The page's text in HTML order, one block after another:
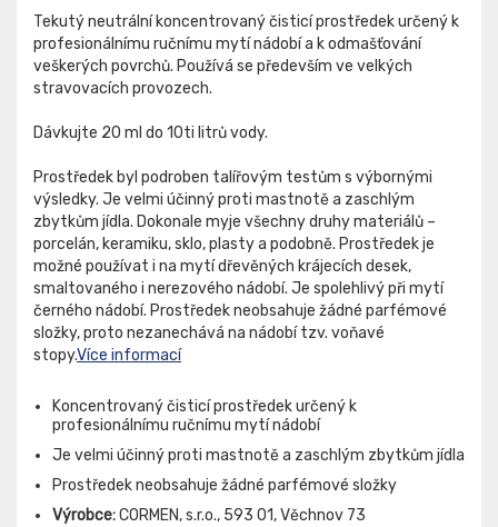
Tekutý neutrální koncentrovaný čisticí prostředek určený k
profesionálnímu ručnímu mytí nádobí a k odmašťování
veškerých povrchů. Používá se především ve velkých
stravovacích provozech.
Dávkujte 20 ml do 10ti litrů vody.
Prostředek byl podroben talířovým testům s výbornými
výsledky. Je velmi účinný proti mastnotě a zaschlým
zbytkům jídla. Dokonale myje všechny druhy materiálů –
porcelán, keramiku, sklo, plasty a podobně. Prostředek je
možné používat i na mytí dřevěných krájecích desek,
smaltovaného i nerezového nádobí. Je spolehlivý při mytí
černého nádobí. Prostředek neobsahuje žádné parfémové
složky, proto nezanechává na nádobí tzv. voňavé
stopy.Více informací
Koncentrovaný čisticí prostředek určený k
profesionálnímu ručnímu mytí nádobí
Je velmi účinný proti mastnotě a zaschlým zbytkům jídla
Prostředek neobsahuje žádné parfémové složky
Výrobce:CORMEN, s.r.o., 593 01, Věchnov 73